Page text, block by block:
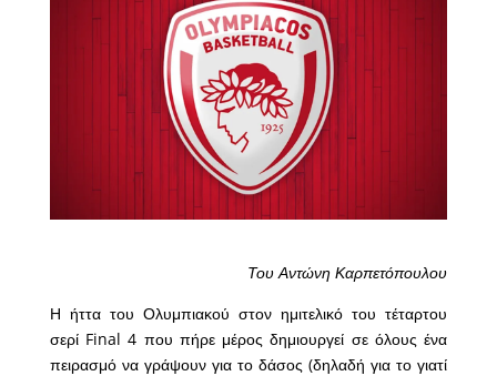
Του Αντώνη Καρπετόπουλου
Η ήττα του Ολυμπιακού στον ημιτελικό του τέταρτου
σερί Final 4 που πήρε μέρος δημιουργεί σε όλους ένα
πειρασμό να γράψουν για το δάσος (δηλαδή για το γιατί